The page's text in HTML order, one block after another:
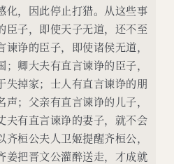
化，因此停止打猎。从这些事
臣子，即使天子无道，还不至
诤的臣子，即使诸侯无道，
卿大夫有直言谏诤的臣子，
失掉家；士人有直言谏诤的朋
；父亲有直言谏诤的儿子，
夫有直言谏诤的妻子，就不会
桓公夫人卫姬提醒齐桓公，
姜把晋文公灌醉送走，才成就